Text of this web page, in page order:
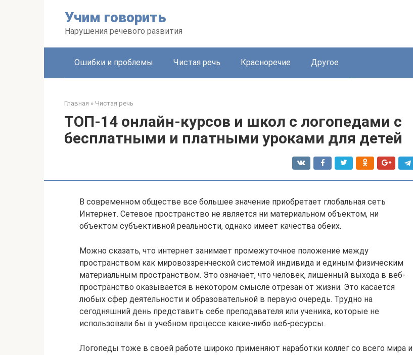
Учим говорить
Нарушения речевого развития
Ошибки и проблемы Чистая речь Красноречие Другое
Главная » Чистая речь
ТОП-14 онлайн-курсов и школ с логопедами с
бесплатными и платными уроками для детей
В современном обществе все большее значение приобретает глобальная сеть
Интернет. Сетевое пространство не является ни материальном объектом, ни
объектом субъективной реальности, однако имеет качества обеих.
Можно сказать, что интернет занимает промежуточное положение между
пространством как мировоззренческой системой индивида и единым физическим
материальным пространством. Это означает, что человек, лишенный выхода в веб-
пространство оказывается в некотором смысле отрезан от жизни. Это касается
любых сфер деятельности и образовательной в первую очередь. Трудно на
сегодняшний день представить себе преподавателя или ученика, которые не
использовали бы в учебном процессе какие-либо веб-ресурсы.
Логопеды тоже в своей работе широко применяют наработки коллег со всего мира и